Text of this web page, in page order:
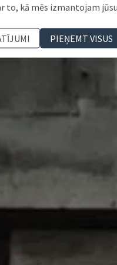
to, kā mēs izmantojam
PIEŅEMT VISUS